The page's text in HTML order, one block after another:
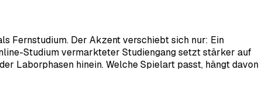
Fernstudium. Der Akzent verschiebt sich nur: Ein
Studium vermarkteter Studiengang setzt stärker auf
Laborphasen hinein. Welche Spielart passt, hängt davon